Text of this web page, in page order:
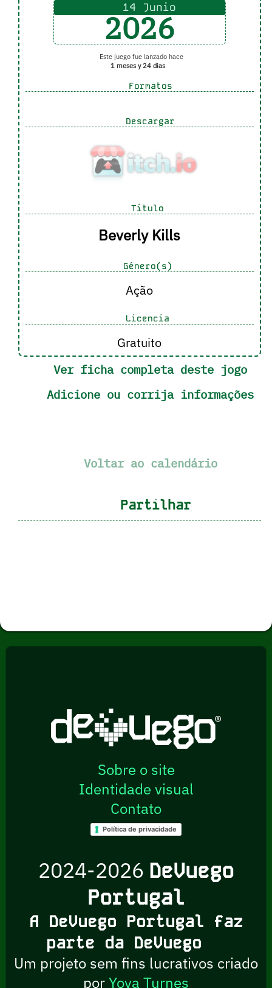
14 Junio
2026
Este juego fue lanzado hace
1 meses y 24 dias
Formatos
Descargar
Título
Beverly Kills
Género(s)
Ação
Licencia
Gratuito
Ver ficha completa deste jogo
Adicione ou corrija informações
Voltar ao calendário
Partilhar
Sobre o site
Identidade visual
Contato
Política de privacidade
2024-2026 DeVuego
Portugal
A DeVuego Portugal faz
parte da DeVuego
Um projeto sem fins lucrativos criado
porYova Turnes